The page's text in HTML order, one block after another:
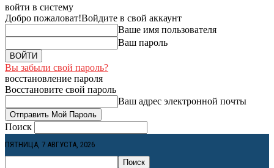
войти в систему
Добро пожаловат!Войдите в свой аккаунт
Ваше имя пользователя
Ваш пароль
Вы забыли свой пароль?
восстановление пароля
Восстановите свой пароль
Ваш адрес электронной почты
Поиск
ПЯТНИЦА, 7 АВГУСТА, 2026